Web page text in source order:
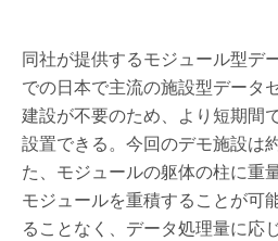
同社が提供するモジュール型デ
での日本で主流の施設型データ
建設が不要のため、より短期間
設置できる。今回のデモ施設は
た、モジュールの躯体の柱に重
モジュールを重積することが可
ることなく、データ処理量に応